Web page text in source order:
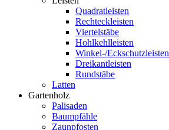
Quadratleisten
Rechteckleisten
Viertelstäbe
Hohlkehlleisten
Winkel-/Eckschutzleisten
Dreikantleisten
Rundstäbe
Latten
Gartenholz
Palisaden
Baumpfähle
Zaunpfosten